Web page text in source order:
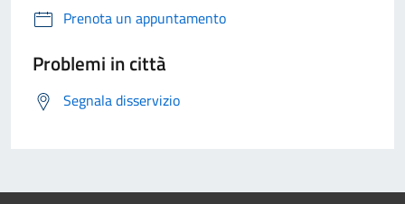
Prenota un appuntamento
Problemi in città
Segnala disservizio